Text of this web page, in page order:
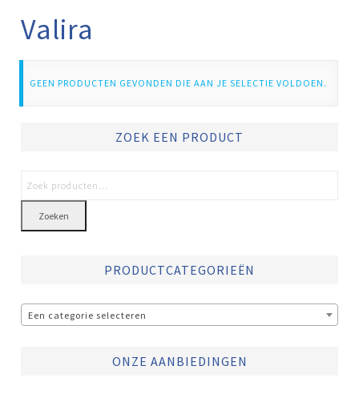
Valira
GEEN PRODUCTEN GEVONDEN DIE AAN JE SELECTIE VOLDOEN.
ZOEK EEN PRODUCT
Zoeken
PRODUCTCATEGORIEËN
Een categorie selecteren
ONZE AANBIEDINGEN